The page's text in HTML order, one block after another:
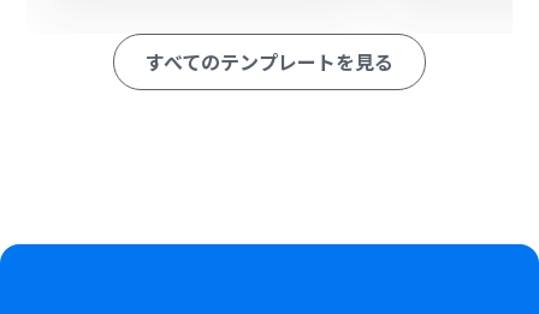
■このワークフローのカスタムポイント
Togglのトリガー設定では、連携の対象としたい
Workspace IDや、特定のDescription（タスク名）を含
得した値を引用して自由に設定してください
すべてのテンプレートを見る